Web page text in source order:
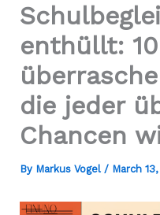
enthüllt: 10
die jeder
Chancen
By Markus Vogel / March